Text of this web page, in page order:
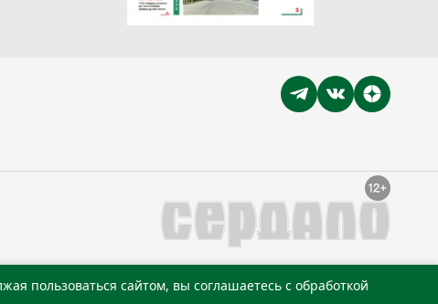
пользоваться сайтом, вы соглашаетесь с обработкой